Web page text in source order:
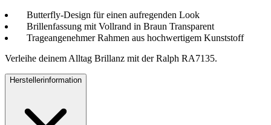
Butterfly-Design für einen aufregenden Look
Brillenfassung mit Vollrand in Braun Transparent
Trageangenehmer Rahmen aus hochwertigem Kunststoff
Verleihe deinem Alltag Brillanz mit der Ralph RA7135.
Herstellerinformation